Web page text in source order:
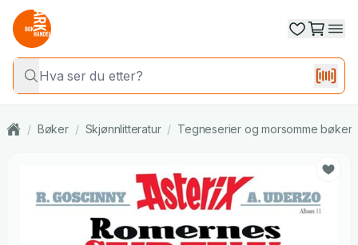
/ Bøker / Skjønnlitteratur / Tegneserier og morsomme bøker